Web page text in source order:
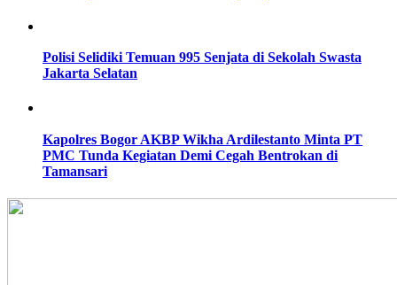
Polisi Selidiki Temuan 995 Senjata di Sekolah Swasta
Jakarta Selatan
Kapolres Bogor AKBP Wikha Ardilestanto Minta PT
PMC Tunda Kegiatan Demi Cegah Bentrokan di
Tamansari